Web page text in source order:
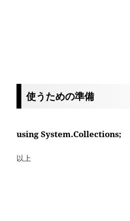
使うための準備
using System.Collections;
以上